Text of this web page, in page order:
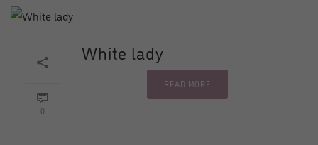
0
White lady
READ MORE